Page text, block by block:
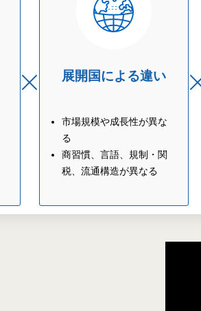
展開国による違い
市場規模や成長性が異な
る
商習慣、言語、規制・関
税、流通構造が異なる